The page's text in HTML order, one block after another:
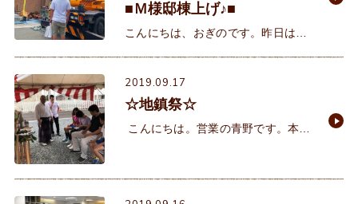
■Ｍ様邸棟上げ♪■
こんにちは、おぎのです。昨日はM
始めた時も青空がのぞいていました
が帰り際にはちょっと
2019.09.17
☆地鎮祭☆
こんにちは。営業の青野です。本日
綺麗で気持ちの良い日でした♪ お写